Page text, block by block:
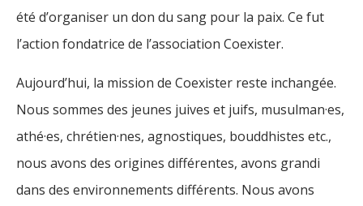
été d’organiser un don du sang pour la paix. Ce fut
l’action fondatrice de l’association Coexister.
Aujourd’hui, la mission de Coexister reste inchangée.
Nous sommes des jeunes juives et juifs, musulman·es,
athé·es, chrétien·nes, agnostiques, bouddhistes etc.,
nous avons des origines différentes, avons grandi
dans des environnements différents. Nous avons